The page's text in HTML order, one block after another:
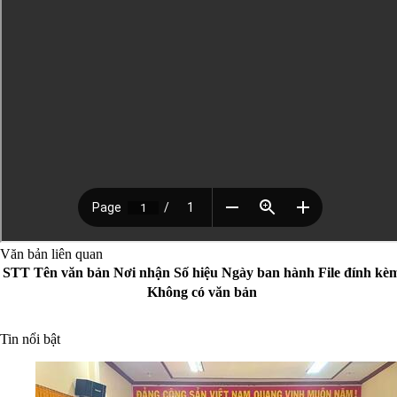
Văn bản liên quan
STT Tên văn bản Nơi nhận Số hiệu Ngày ban hành File đính
Không có văn bản
Tin nổi bật